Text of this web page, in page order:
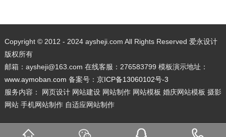
Copyright © 2012 - 2024 aysheji.com All Rights Reserved 爱永设计
版权所有
邮箱：aysheji@163.com 在线客服：276583799 模板演示地址：
www.aymoban.com 备案号： 京ICP备13060102号-3
服务内容： 网页设计 网站建设 网站制作 网站模板 婚庆网站模板 摄影
网站 手机网站制作 自适应网站制作